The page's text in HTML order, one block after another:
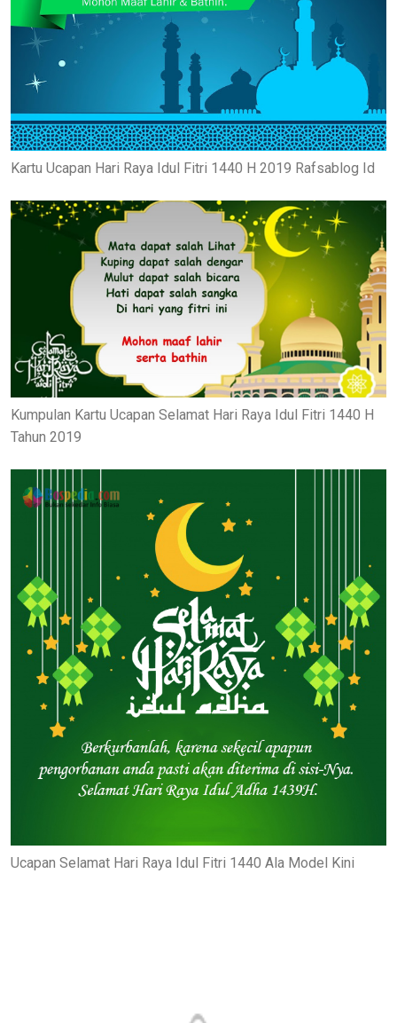
Kartu Ucapan Hari Raya Idul Fitri 1440 H 2019 Rafsablog Id
Kumpulan Kartu Ucapan Selamat Hari Raya Idul Fitri 1440 H
Tahun 2019
Ucapan Selamat Hari Raya Idul Fitri 1440 Ala Model Kini